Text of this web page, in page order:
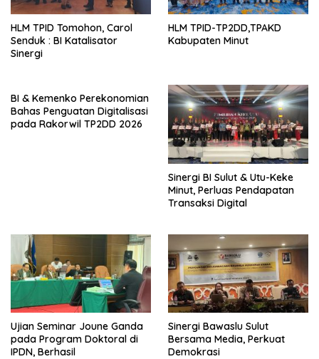
HLM TPID Tomohon, Carol
Senduk : BI Katalisator
Sinergi
HLM TPID-TP2DD,TPAKD
Kabupaten Minut
BI & Kemenko Perekonomian
Bahas Penguatan Digitalisasi
pada Rakorwil TP2DD 2026
Sinergi BI Sulut & Utu-Keke
Minut, Perluas Pendapatan
Transaksi Digital
Ujian Seminar Joune Ganda
pada Program Doktoral di
IPDN, Berhasil
Sinergi Bawaslu Sulut
Bersama Media, Perkuat
Demokrasi